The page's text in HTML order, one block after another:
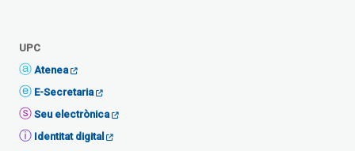
UPC
Atenea
E-Secretaria
Seu electrònica
Identitat digital